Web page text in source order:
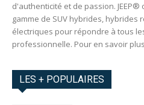
d'authenticité et de passion.
gamme de SUV hybrides, hybrides
électriques pour répondre à tous
professionnelle. Pour en savoir
LES + POPULAIRES